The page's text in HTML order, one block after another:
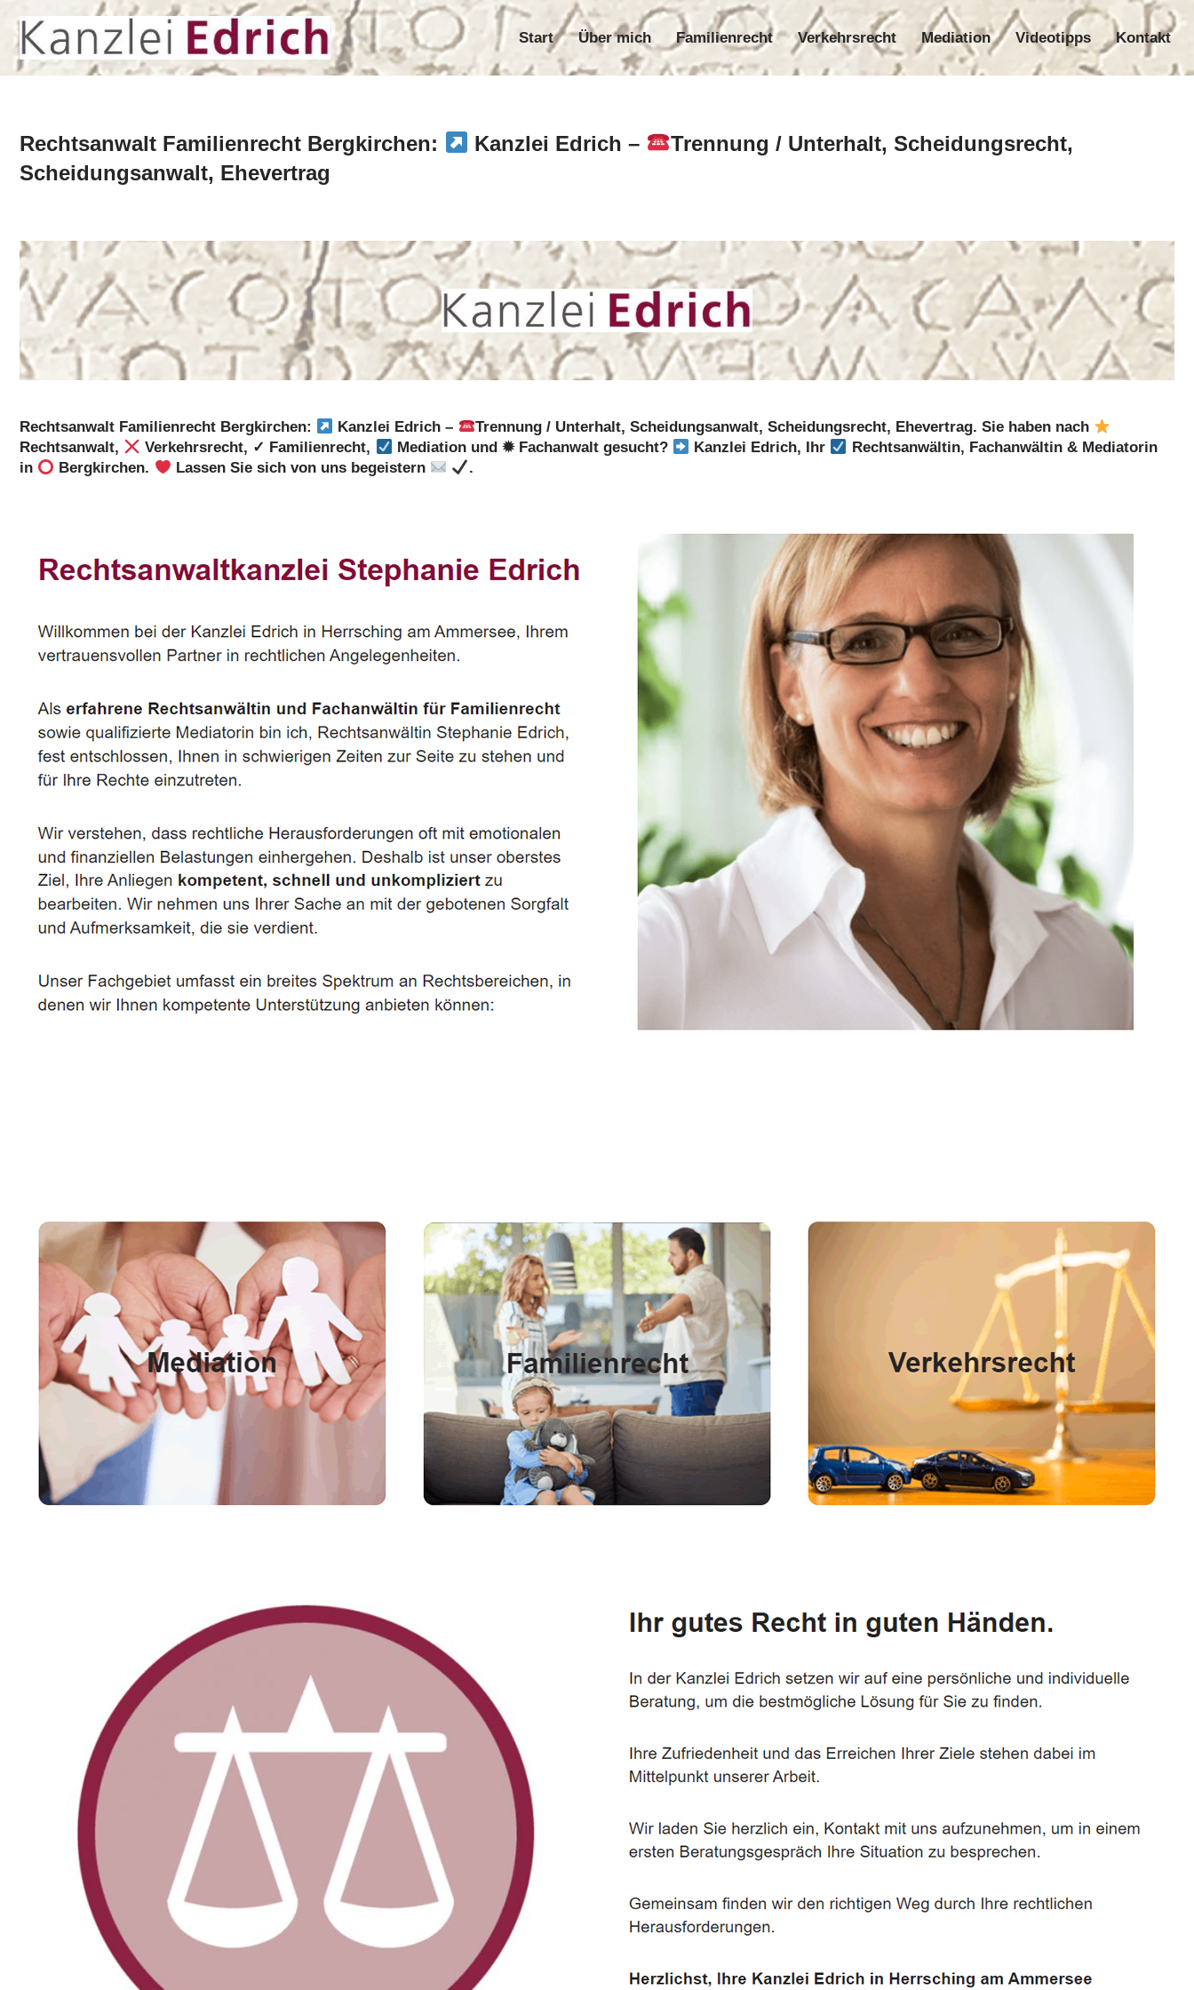
Zum
Inhalt
Start Über mich Familienrecht Verkehrsrecht Mediation Videotipps Kontakt
Rechtsanwalt Familienrecht Bergkirchen: Kanzlei Edrich –
Trennung / Unterhalt, Scheidungsrecht,
Scheidungsanwalt, Ehevertrag
Rechtsanwalt Familienrecht Bergkirchen: Kanzlei Edrich –
Trennung / Unterhalt, Scheidungsanwalt, Scheidungsrecht, Ehevertrag. Sie haben nach
Rechtsanwalt,
Verkehrsrecht, ✓ Familienrecht, Mediation und ✹ Fachanwalt gesucht? Kanzlei Edrich, Ihr
Rechtsanwältin, Fachanwältin & Mediatorin
in
Bergkirchen. Lassen Sie sich von uns begeistern .